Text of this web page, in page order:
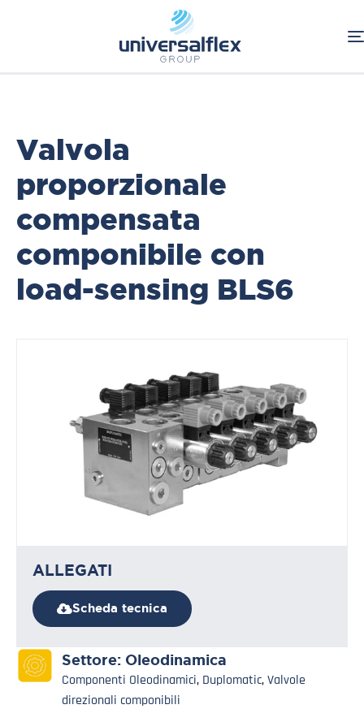
Componenti Oleodinamici
Valvole direzionali componibili
Valvola
proporzionale
compensata
componibile con
load-sensing BLS6
ALLEGATI
Scheda tecnica
Settore: Oleodinamica
Componenti Oleodinamici, Duplomatic,Valvole
direzionali componibili